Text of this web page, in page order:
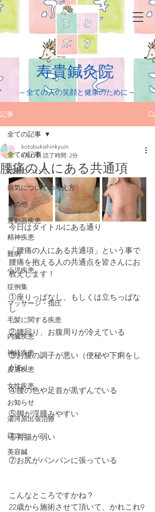
​寿貴鍼灸院
​～全ての人の笑顔と健康のために～
記事
全ての記事
治療について
病気についての考え方
その他
運動器疾患
精神疾患
難病
小児疾患
症例集
マッサージ・指圧
毛髪に関する疾患
内臓疾患
神経疾患
皮膚疾患
女性疾患
お知らせ
湯河原出張治療
口コミ
美容鍼
全ての記事
腰痛の人にある共通項
kotobukishinkyuin
6月11日 読了時間: 2分
今日はタイトルにある通り
「腰痛の人にある共通項」という事で
腰痛を抱える人の共通点を皆さんにお
教えします！
①座りっぱなし、もしくは立ちっぱな
し
②腰回り、お腹周りが冷えている
③お腹の調子が悪い（便秘や下痢をし
がち）
④腰の色や足首が黒ずんでいる
⑤脚が浮腫みやすい
⑥胃腸が弱い
⑦お尻がパンパンに張っている
こんなところですかね？
22歳から施術させて頂いて、かれこれ9